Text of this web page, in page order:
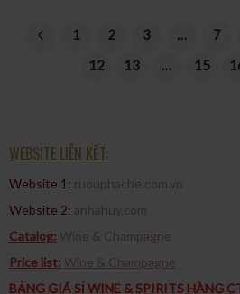
1 2 3 … 7
12
13 … 15
WEBSITE LIÊN KẾT:
Website 1: ruouphache.com.vn
Website 2: anhahuy.com
Catalog: Wine & Champagne
Price list: Wine & Champagne
BẢNG GIÁ SỈ WINE & SPIRITS HÀNG